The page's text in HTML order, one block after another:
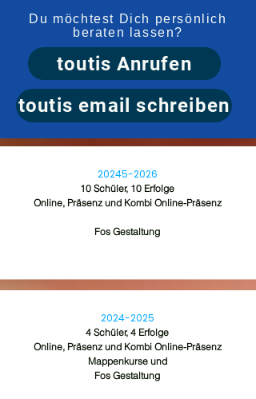
Du möchtest Dich persönlich
beraten lassen?
toutis Anrufen
toutis email schreiben
20245-2026
10 Schüler, 10 Erfolge
Online, Präsenz und Kombi Online-Präsenz
Fos Gestaltung
2024-2025
4 Schüler, 4 Erfolge
Online, Präsenz und Kombi Online-Präsenz
Mappenkurse und
Fos Gestaltung